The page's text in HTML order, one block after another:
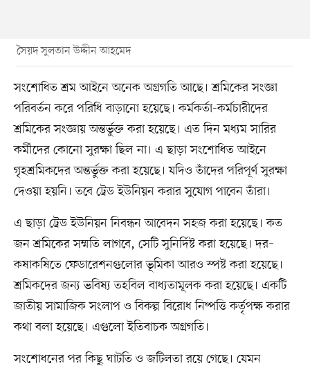
সৈয়দ সুলতান উদ্দীন আহমেদ
সংশোধিত শ্রম আইনে অনেক অগ্রগতি আছে। শ্রমিকের সংজ্ঞা
পরিবর্তন করে পরিধি বাড়ানো হয়েছে। কর্মকর্তা-কর্মচারীদের
শ্রমিকের সংজ্ঞায় অন্তর্ভুক্ত করা হয়েছে। এত দিন মধ্যম সারির
কর্মীদের কোনো সুরক্ষা ছিল না। এ ছাড়া সংশোধিত আইনে
গৃহশ্রমিকদের অন্তর্ভুক্ত করা হয়েছে। যদিও তাঁদের পরিপূর্ণ সুরক্ষা
দেওয়া হয়নি। তবে ট্রেড ইউনিয়ন করার সুযোগ পাবেন তাঁরা।
এ ছাড়া ট্রেড ইউনিয়ন নিবন্ধন আবেদন সহজ করা হয়েছে। কত
জন শ্রমিকের সম্মতি লাগবে, সেটি সুনির্দিষ্ট করা হয়েছে। দর–
কষাকষিতে ফেডারেশনগুলোর ভূমিকা আরও স্পষ্ট করা হয়েছে।
শ্রমিকদের জন্য ভবিষ্য তহবিল বাধ্যতামূলক করা হয়েছে। একটি
জাতীয় সামাজিক সংলাপ ও বিকল্প বিরোধ নিষ্পত্তি কর্তৃপক্ষ করার
কথা বলা হয়েছে। এগুলো ইতিবাচক অগ্রগতি।
সংশোধনের পর কিছু ঘাটতি ও জটিলতা রয়ে গেছে। যেমন